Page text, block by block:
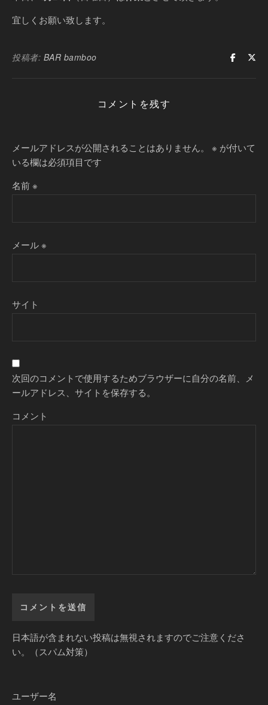
宜しくお願い致します。
投稿者: BAR bamboo
コメントを残す
メールアドレスが公開されることはありません。 ※ が付いて
いる欄は必須項目です
名前※
メール※
サイト
次回のコメントで使用するためブラウザーに自分の名前、メ
ールアドレス、サイトを保存する。
コメント
日本語が含まれない投稿は無視されますのでご注意くださ
い。（スパム対策）
ユーザー名